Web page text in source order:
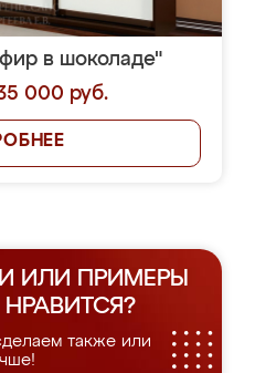
в шоколаде"
000 руб.
ИЛИ ПРИМЕРЫ
НРАВИТСЯ?
также или